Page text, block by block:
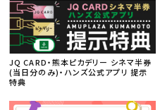
JQ CARD・熊本ピカデリー シネマ半券
(当日分のみ)・ハンズ公式アプリ 提示
特典